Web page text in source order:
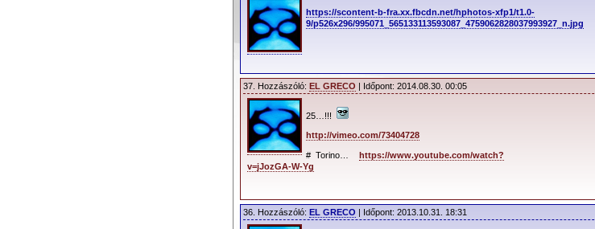
https://scontent-b-fra.xx.fbcdn.net/hphotos-xfp1/t1.0-
9/p526x296/995071_565133113593087_4759062828037993927_n.jpg
37. Hozzászóló: EL GRECO | Időpont: 2014.08.30. 00:05
25…!!!
http://vimeo.com/73404728
# Torino… https://www.youtube.com/watch?
v=jJozGA-W-Yg
36. Hozzászóló: EL GRECO | Időpont: 2013.10.31. 18:31